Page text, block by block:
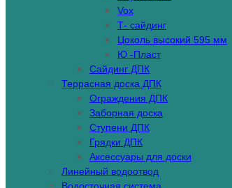
Vox
Т- сайдинг
Цоколь высокий 595 мм
Ю -Пласт
Сайдинг ДПК
Террасная доска ДПК
Ограждения ДПК
Заборная доска
Ступени ДПК
Грядки ДПК
Аксессуары для доски
Линейный водоотвод